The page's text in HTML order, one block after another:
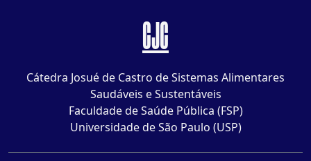
CJC
Cátedra Josué de Castro de Sistemas Alimentares
Saudáveis e Sustentáveis
Faculdade de Saúde Pública (FSP)
Universidade de São Paulo (USP)